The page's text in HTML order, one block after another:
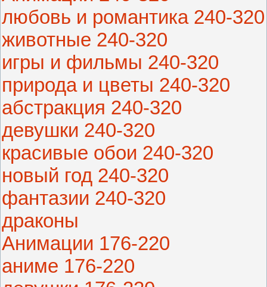
любовь и романтика 240-320
животные 240-320
игры и фильмы 240-320
природа и цветы 240-320
абстракция 240-320
девушки 240-320
красивые обои 240-320
новый год 240-320
фантазии 240-320
драконы
Анимации 176-220
аниме 176-220